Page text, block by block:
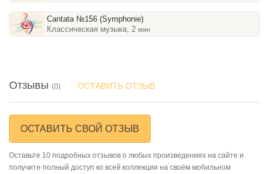
Cantata №156 (Symphonie)
Классическая музыка, 2мин
Отзывы (0) ОСТАВИТЬ ОТЗЫВ
ОСТАВИТЬ СВОЙ ОТЗЫВ
Оставьте 10 подробных отзывов о любых произведениях на сайте и
получите полный доступ ко всей коллекции на своём мобильном